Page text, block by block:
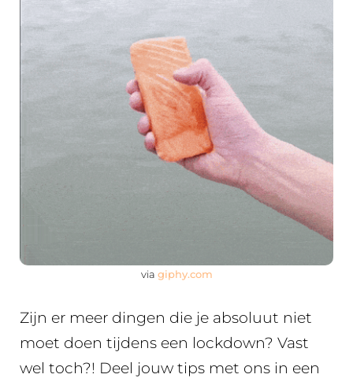
via giphy.com
Zijn er meer dingen die je absoluut niet
moet doen tijdens een lockdown? Vast
wel toch?! Deel jouw tips met ons in een